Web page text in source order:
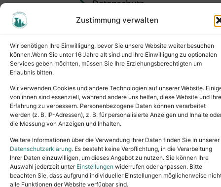
Zustimmung verwalten
Wir benötigen Ihre Einwilligung, bevor Sie unsere Website weiter besuchen
können.Wenn Sie unter 16 Jahre alt sind und Ihre Einwilligung zu optionalen
Services geben möchten, müssen Sie Ihre Erziehungsberechtigten um
Erlaubnis bitten.
Wir verwenden Cookies und andere Technologien auf unserer Website.
von ihnen sind essenziell, während andere uns helfen, diese Website und Ihre
Erfahrung zu verbessern. Personenbezogene Daten können verarbeitet
werden (z. B. IP-Adressen), z. B. für personalisierte Anzeigen und Inhalte
die Messung von Anzeigen und Inhalten.
Weitere Informationen über die Verwendung Ihrer Daten finden Sie in unserer
Datenschutzerklärung. Es besteht keine Verpflichtung, in die Verarbeitung
Ihrer Daten einzuwilligen, um dieses Angebot zu nutzen. Sie können Ihre
Auswahl jederzeit unter Einstellungen widerrufen oder anpassen. Bitte
beachten Sie, dass aufgrund individueller Einstellungen möglicherweise
alle Funktionen der Website verfügbar sind.
Datenschutz
Satzung
Copyright © 2024. All rights reserved.
Tel.: (02631) 55356buero@tierheim-neuwied.de
Ludwigshof 1, 56567 Neuwied